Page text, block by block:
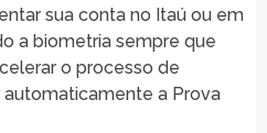
sua conta no Itaú ou em
a biometria sempre que
o processo de
a Prova